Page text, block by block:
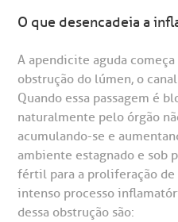
Saiba mais
Endereço:
R. Colômbia, 332
CEP: 01438-000 | Jardim Paulista
de órgãos
de cuidado
e perdidos
O que desencadeia a
A apendicite aguda
obstrução do lúmen, o
Quando essa passagem é
naturalmente pelo órgão
acumulando-se e
ambiente estagnado e sob
fértil para a proliferação
intenso processo
dessa obstrução são: